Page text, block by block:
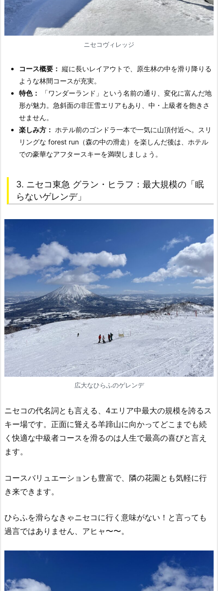
ニセコヴィレッジ
コース概要： 縦に長いレイアウトで、原生林の中を滑り降りる
ような林間コースが充実。
特色：
「ワンダーランド」という名前の通り、変化に富んだ地
形が魅力。急斜面の非圧雪エリアもあり、中・上級者を飽きさ
せません。
楽しみ方： ホテル前のゴンドラ一本で一気に山頂付近へ。スリ
リングな forest run（森の中の滑走）を楽しんだ後は、ホテル
での豪華なアフタースキーを満喫しましょう。
3. ニセコ東急 グラン・ヒラフ：最大規模の「眠
らないゲレンデ」
広大なひらふのゲレンデ
ニセコの代名詞とも言える、4エリア中最大の規模を誇るス
キー場です。正面に聳える羊蹄山に向かってどこまでも続
く快適な中級者コースを滑るのは人生で最高の喜びと言え
ます。
コースバリュエーションも豊富で、隣の花園とも気軽に行
き来できます。
ひらふを滑らなきゃニセコに行く意味がない！と言っても
過言ではありません、アヒャ〜〜。